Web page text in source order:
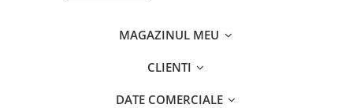
MAGAZINUL MEU
CLIENTI
DATE COMERCIALE